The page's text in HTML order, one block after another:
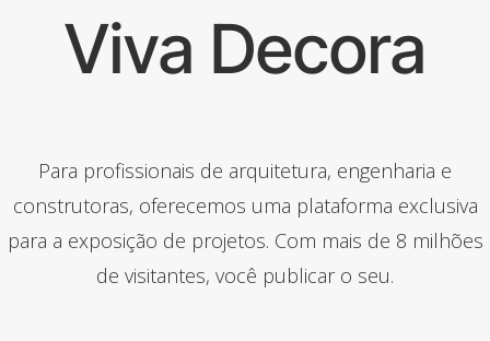
Viva Decora
Para profissionais de arquitetura, engenharia e
construtoras, oferecemos uma plataforma exclusiva
para a exposição de projetos. Com mais de 8 milhões
de visitantes, você publicar o seu.